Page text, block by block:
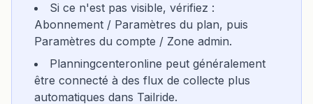
Si ce n'est pas visible, vérifiez :
Abonnement / Paramètres du plan, puis
Paramètres du compte / Zone admin.
Planningcenteronline peut généralement
être connecté à des flux de collecte plus
automatiques dans Tailride.